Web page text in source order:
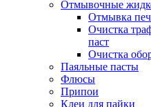
Отмывочные
Отмывка
Очистка
паст
Очистка
Паяльные пасты
Флюсы
Припои
Клеи для пайки